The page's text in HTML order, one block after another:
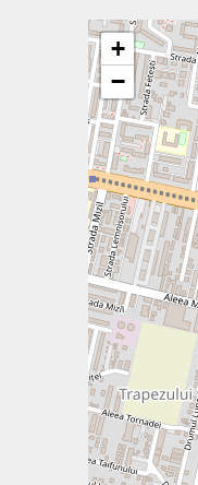
+
−